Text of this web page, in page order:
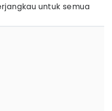
untuk semua